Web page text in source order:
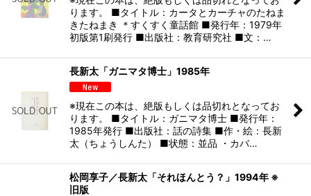
ります。 ■タイトル：カータとカーチャのたねま
きたねまき ＊すくすく童話館 ■発行年：1979年
初版第1刷発行 ■出版社：教育研究社 ■文：…
長新太「ガニマタ博士」1985年
※現在この本は、絶版もしくは品切れとなってお
ります。 ■タイトル：ガニマタ博士 ■発行年：
1985年発行 ■出版社：話の詩集 ■作・絵：長新
太（ちょうしんた） ■状態：並品 ・カバ…
松岡享子／長新太「それほんとう？」1994年 ※
旧版